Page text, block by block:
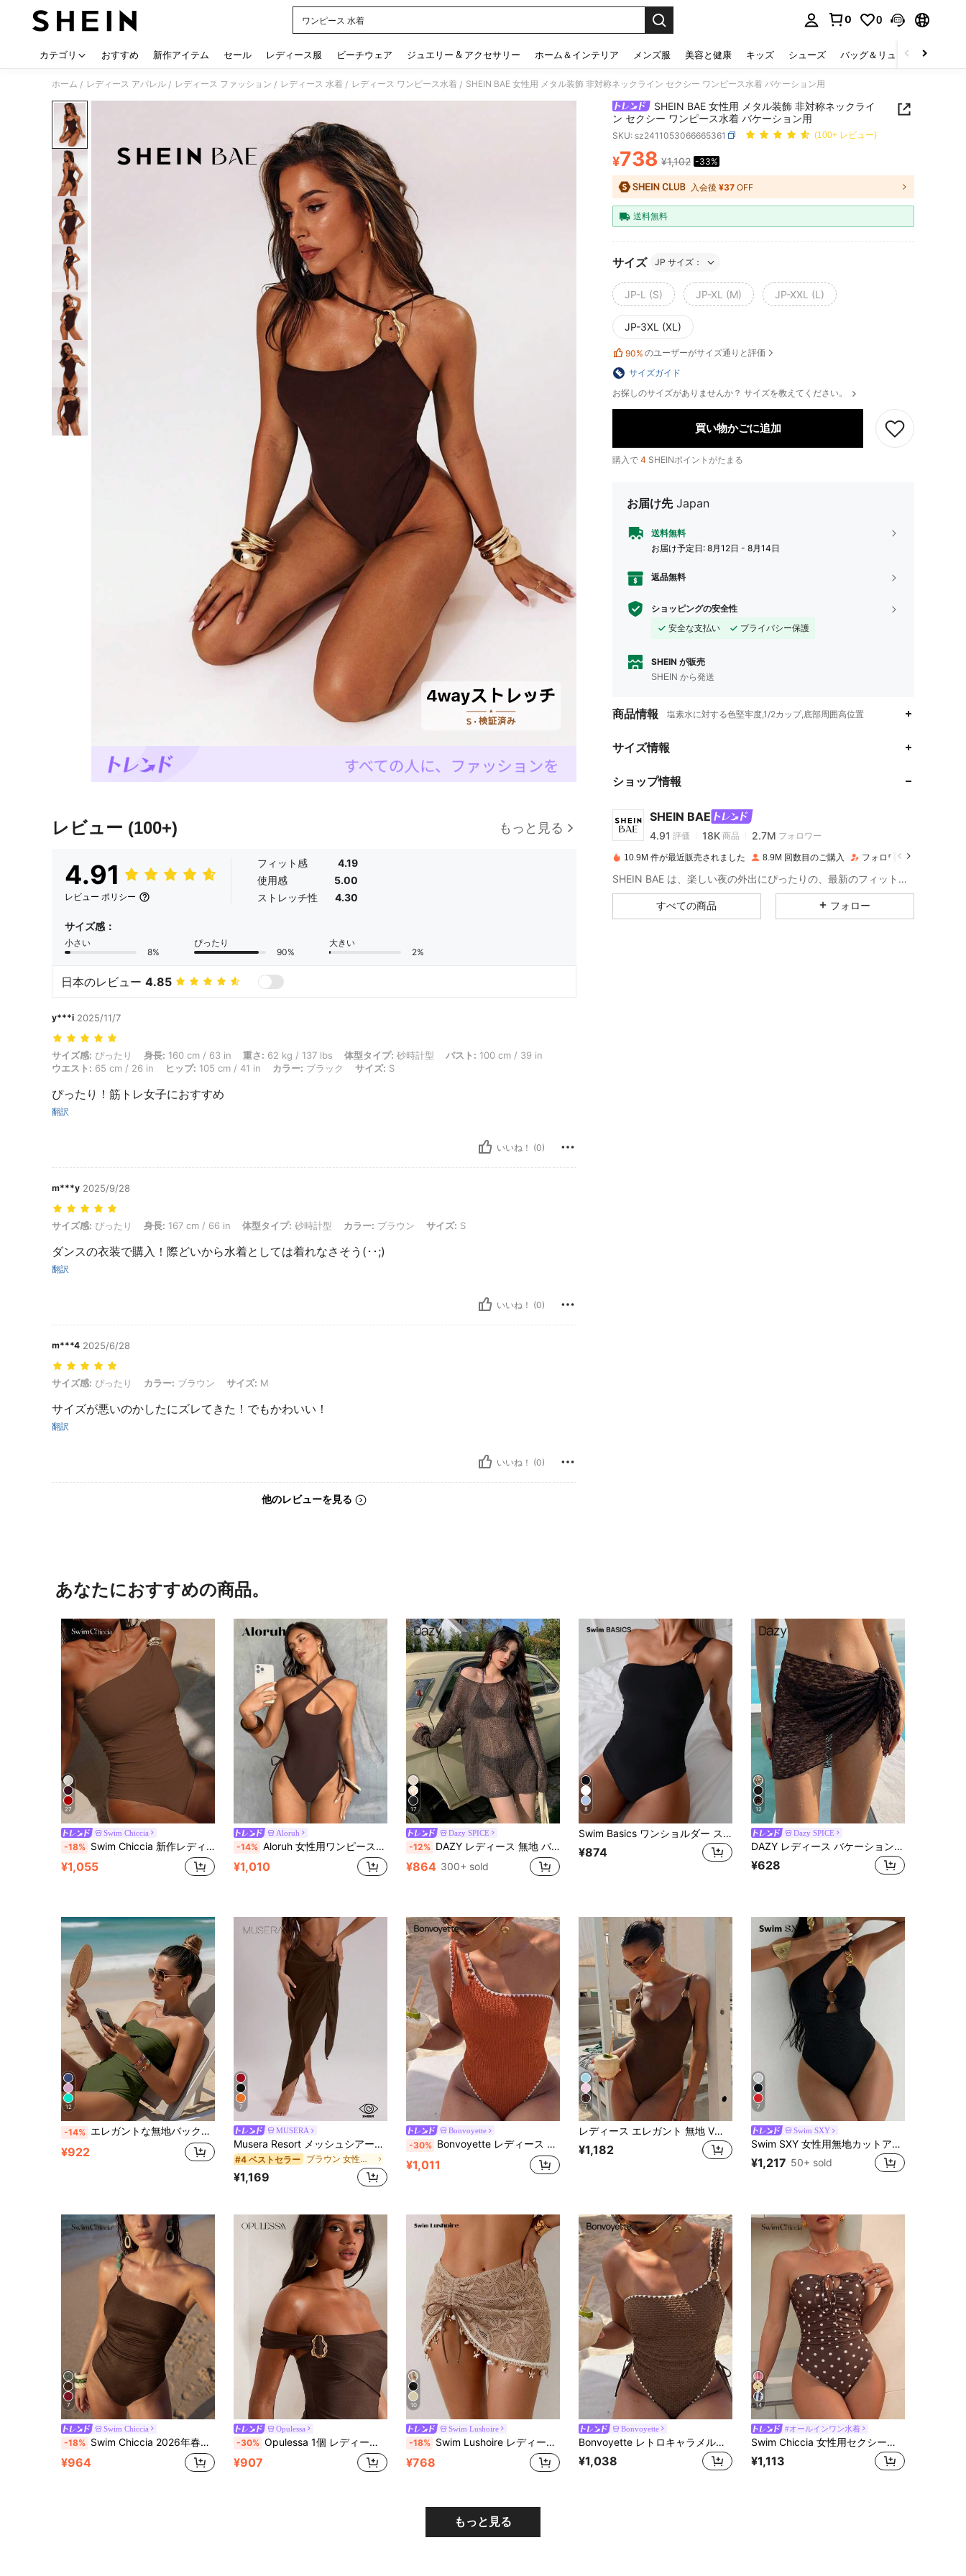
ワンピース 水着
0 0
カテゴリ おすすめ 新作アイテム セール レディース服 ビーチウェア ジュエリー & アクセサリー ホーム＆インテリア メンズ服 美容と健康 キッズ シューズ バッグ＆リュック
ホーム / レディース アパレル / レディース ファッション / レディース 水着 / レディース ワンピース水着 / SHEIN BAE 女性用 メタル装飾 非対称ネックライン セクシー ワンピース水着 バケーション用
レビュー (100+) もっと見る
4.91
レビュー ポリシー
フィット感
4.19
使用感
5.00
ストレッチ性
4.30
サイズ感：
小さい
8%
ぴったり
90%
大きい
2%
日本のレビュー 4.85
y***i 2025/11/7
サイズ感: ぴったり, 身長: 160 cm / 63 in, 重さ: 62 kg / 137 lbs, 体型タイプ: 砂時計型, バスト: 100 cm / 39 in, ウエスト: 65 cm / 26 in, ヒップ: 105 cm / 41 in, カラー: ブラック, サイズ: S
サイズ感: ぴったり 身長: 160 cm / 63 in 重さ: 62 kg / 137 lbs 体型タイプ: 砂時計型 バスト: 100 cm / 39 in
ウエスト: 65 cm / 26 in ヒップ: 105 cm / 41 in カラー: ブラック サイズ: S
ぴったり！筋トレ女子におすすめ
翻訳
いいね！ (0)
m***y 2025/9/28
サイズ感: ぴったり, 身長: 167 cm / 66 in, 体型タイプ: 砂時計型, カラー: ブラウン, サイズ: S
サイズ感: ぴったり 身長: 167 cm / 66 in 体型タイプ: 砂時計型 カラー: ブラウン サイズ: S
ダンスの衣装で購入！際どいから水着としては着れなさそう(･･;)
翻訳
いいね！ (0)
m***4 2025/6/28
サイズ感: ぴったり, カラー: ブラウン, サイズ: M
サイズ感: ぴったり カラー: ブラウン サイズ: M
サイズが悪いのかしたにズレてきた！でもかわいい！
翻訳
いいね！ (0)
他のレビューを見る
SHEIN BAE 女性用 メタル装飾 非対称ネックライ
ン セクシー ワンピース水着 バケーション用
SKU: sz2411053066665361 (100+ レビュー)
PRICE AND AVAILABILITY
¥738 ¥1,102 -33%
入会後 ¥37 OFF
送料無料
サイズ JP サイズ：
JP-L (S) JP-XL (M) JP-XXL (L)
JP-3XL (XL)
90% のユーザーがサイズ通りと評価
サイズガイド
お探しのサイズがありませんか？ サイズを教えてください。
買い物かごに追加
購入で 4 SHEINポイントがたまる
お届け先 Japan
送料無料
お届け予定日: 8月12日 - 8月14日
返品無料
ショッピングの安全性
安全な支払い
プライバシー保護
SHEIN が販売
SHEIN から発送
商品情報 塩素水に対する色堅牢度,1/2カップ,底部周囲高位置
サイズ情報
ショップ情報
SHEIN BAE
4.91
4.91
4.91 評価 18K 商品 2.7M フォロワー
n***7 は1日前に購入しました
4.91 18K 2.7M
4.91 18K 2.7M
10.9M 件が最近販売されました 8.9M 回数目のご購入 フォロワー数急増 11%
SHEIN BAE は、楽しい夜の外出にぴったりの、最新のフィット感溢れるスタイルをご提供します。
すべての商品 フォロー
あなたにおすすめの商品。
27
Swim Chiccia
-18% Swim Chiccia 新作レディース水着、ニットエレガント無地ホワイトワンショルダー、メタルアクセサリー、ウエストプリーツ、取り外し可能なストラップ、ワンピース
¥1,055
Aloruh
-14% Aloruh 女性用ワンピース水着、エレガントでセクシーな無地クリスクロスバンデージオープンサイドハイスリットワンピース水着、ビーチバケーション用アウトフィット、女性用水着、女性用バスタブスーツ、水着、水着、女性用水着、水着、ワンピース水着
¥1,010
17
Dazy SPICE
-12% DAZY レディース 無地 バットウィング ルーズ カバーアップ ビーチ バケーション
¥864 300+ sold
8
Swim Basics ワンショルダー スリムフィット ワンピース水着 無地 水泳、バケーション、夏のビーチ用
¥874
12
Dazy SPICE
DAZY レディース バケーション ビーチ レース カバーアップスカート
¥628
12
-14% エレガントな無地バックレスワンピース水着、セクシー & バケーション & ビーチ & 夏 & リゾートウェアに適しています
¥922
7
MUSERA
Musera Resort メッシュシアータイロングサロンカバーアップ、スイミング、バケーション、サマー、ホリデー、ボヘミアン、キュート、セクシー、シンプル、エレガント、ショール、カジュアル、ビーチラップスカート、トラベル、デイリーウェア、ブラウン、春、無地
#4 ベストセラー ブラウン 女性用のカバーアップ
¥1,169
Bonvoyette
-30% Bonvoyette レディース レトロ ワンピース水着、ブラウン テクスチャー生地、アシンメトリーショルダー、ホワイト ウェーブトリム、かわいい 夏休み ビーチバケーション、プールパーティー、レイブ、リゾート
¥1,011
7
レディース エレガント 無地 Vネック セクシー メタルリング装飾 ワンピース水着、高弾性素材 ビーチ&リゾート向け、春/夏バケーション ブラウン
¥1,182
7
Swim SXY
Swim SXY 女性用無地カットアウトワンピース水着、丸環接続、バケーション向けのセクシーデザイン
¥1,217 50+ sold
7
Swim Chiccia
-18% Swim Chiccia 2026年春夏 輝くグリーンのセクシーでエレガントなワンピースドレス、カジュアルビーチホリデー用レディースウェア
¥964
Opulessa
-30% Opulessa 1個 レディース 無地オフショルダー メタルデコレーション ワンピース水着
¥907
10
Swim Lushoire
-18% Swim Lushoire レディース サマービーチバケーション ドローストリング ギャザー スターフィッシュ シェル タッセル 無地 特殊テクスチャー ファブリック スプリットヘム スカート
¥768
Bonvoyette
Bonvoyette レトロキャラメルカラーワンピース水着、ドローストリング ギャザーデザイン、ビーチの女神の衣装
¥1,038
14
#オールインワン水着
Swim Chiccia 女性用セクシーなブラックドット柄ラッフルワンピース水着、リボン前タイ ビーチリゾートアウトフィット
¥1,113
もっと見る